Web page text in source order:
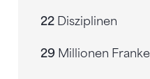
22 Disziplinen
29 Millionen